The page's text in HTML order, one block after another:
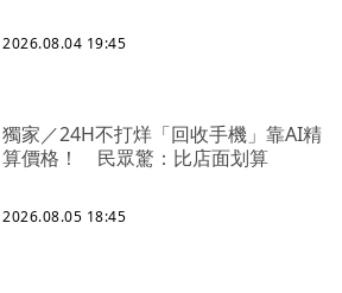
2026.08.04 19:45
獨家／24H不打烊「回收手機」靠AI精
算價格！ 民眾驚：比店面划算
2026.08.05 18:45